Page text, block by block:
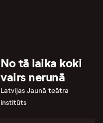
No tā laika koki
vairs nerunā
Latvijas Jaunā teātra
institūts